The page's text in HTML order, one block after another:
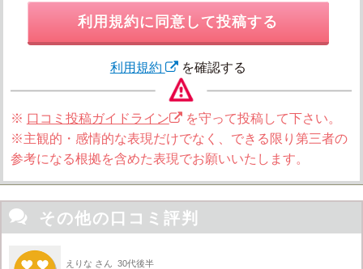
利用規約に同意して投稿する
利用規約 を確認する
※ 口コミ投稿ガイドライン
を守って投稿して下さい。
※主観的・感情的な表現だけでなく、できる限り第三者の
参考になる根拠を含めた表現でお願いいたします。
 その他の口コミ評判
えりな さん 30代後半